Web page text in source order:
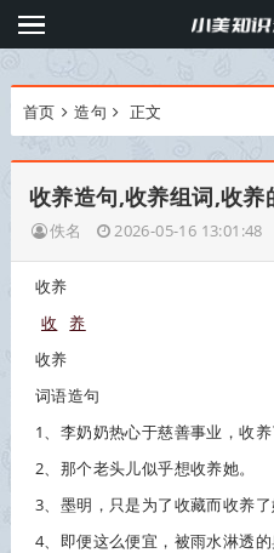
首页 造句 正文
收养造句,收养组词,收养
佚名 2026-05-16 13:01:48
收养
收
养
收养
词语造句
1、李奶奶热心于慈善事业，收养
2、那个老头儿似乎想收养她。
3、墨明，只是为了收藏而收养
4、即便这么便宜，被雨水淋透